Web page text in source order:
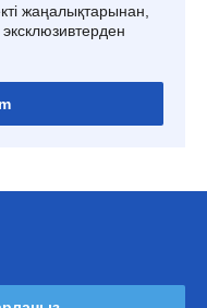
жаңалықтарынан,